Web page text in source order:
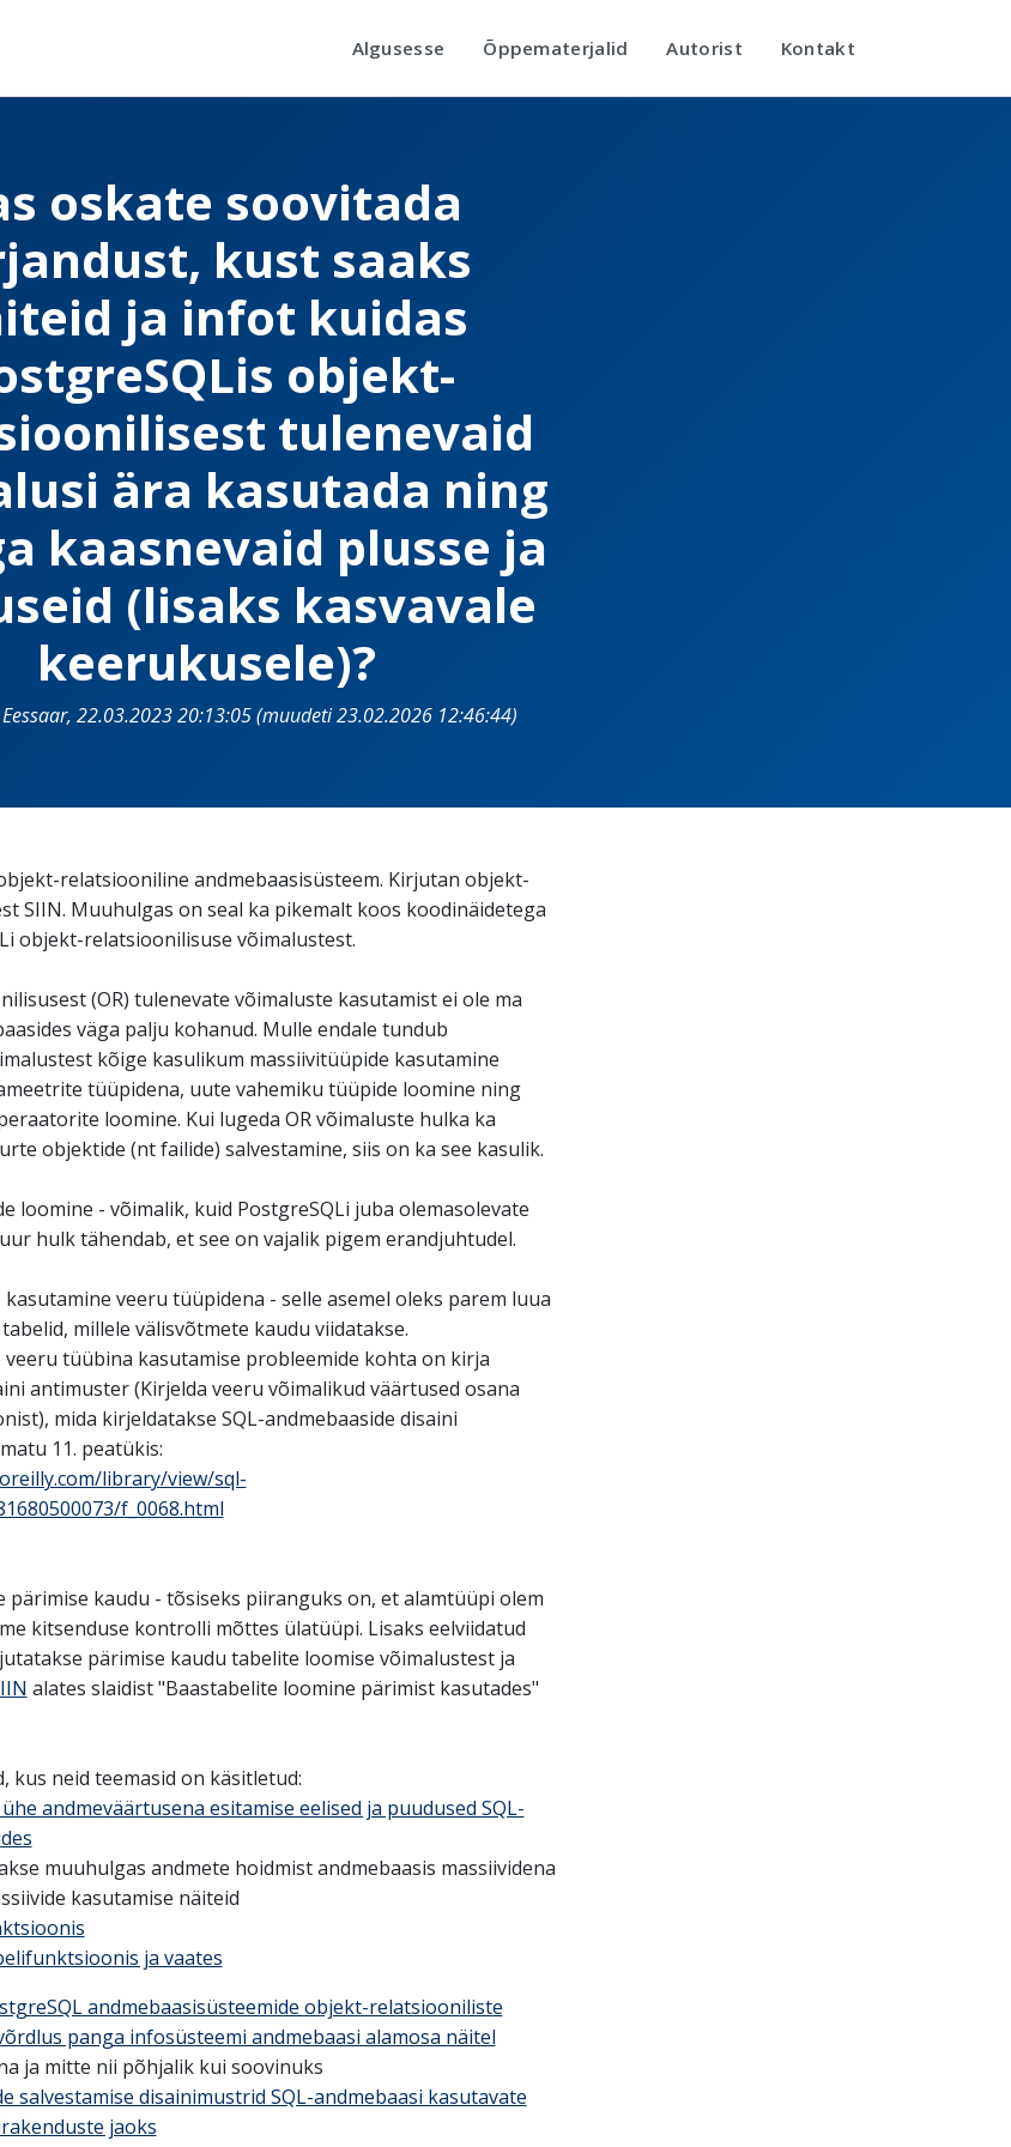
Algusesse Õppematerjalid Autorist Kontakt
oskate soovitada
kust saaks
ja infot kuidas
objekt-
tulenevaid
ära kasutada ning
kaasnevaid plusse ja
(lisaks kasvavale
keerukusele)?
22.03.2023 20:13:05 (muudeti 23.02.2026 12:46:44)
relatsiooniline andmebaasisüsteem. Kirjutan objekt-
SIIN. Muuhulgas on seal ka pikemalt koos koodinäidetega
objekt-relatsioonilisuse võimalustest.
(OR) tulenevate võimaluste kasutamist ei ole ma
väga palju kohanud. Mulle endale tundub
kõige kasulikum massiivitüüpide kasutamine
tüüpidena, uute vahemiku tüüpide loomine ning
loomine. Kui lugeda OR võimaluste hulka ka
objektide (nt failide) salvestamine, siis on ka see kasulik.
loomine - võimalik, kuid PostgreSQLi juba olemasolevate
hulk tähendab, et see on vajalik pigem erandjuhtudel.
veeru tüüpidena - selle asemel oleks parem luua
millele välisvõtmete kaudu viidatakse.
tüübina kasutamise probleemide kohta on kirja
antimuster (Kirjelda veeru võimalikud väärtused osana
mida kirjeldatakse SQL-andmebaaside disaini
11. peatükis:
library/view/sql-
f_0068.html
pärimise kaudu - tõsiseks piiranguks on, et alamtüüpi olem
kitsenduse kontrolli mõttes ülatüüpi. Lisaks eelviidatud
pärimise kaudu tabelite loomise võimalustest ja
alates slaidist "Baastabelite loomine pärimist kasutades"
kus neid teemasid on käsitletud:
andmeväärtusena esitamise eelised ja puudused SQL-
muuhulgas andmete hoidmist andmebaasis massiividena
kasutamise näiteid
ja vaates
andmebaasisüsteemide objekt-relatsiooniliste
panga infosüsteemi andmebaasi alamosa näitel
ja mitte nii põhjalik kui soovinuks
salvestamise disainimustrid SQL-andmebaasi kasutavate
jaoks